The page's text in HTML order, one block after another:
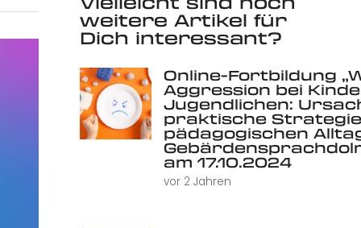
weitere Artikel für
Dich interessant?
Online-Fortbildung
Aggression bei
Jugendlichen:
praktische
pädagogischen
am 17.10.2024
vor 2 Jahren